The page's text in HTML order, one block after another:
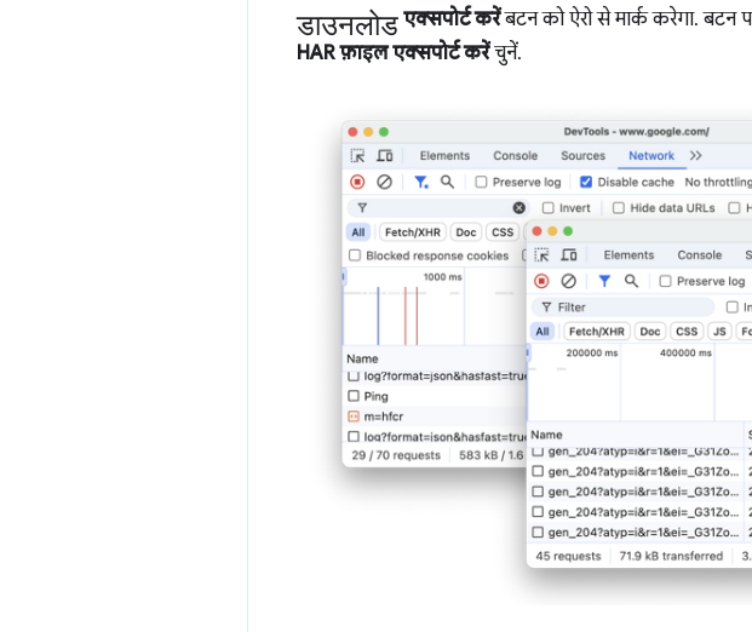
डाउनलोड एक्सपोर्ट करेंबटन को ऐरो से मार्क करेगा. बटन
HAR फ़ाइल एक्सपोर्ट करेंचुनें.